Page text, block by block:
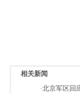
相关新闻
·北京军区回